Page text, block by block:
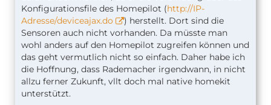
Konfigurationsfile des Homepilot (http://IP-
Adresse/deviceajax.do
) herstellt. Dort sind die
Sensoren auch nicht vorhanden. Da müsste man
wohl anders auf den Homepilot zugreifen können und
das geht vermutlich nicht so einfach. Daher habe ich
die Hoffnung, dass Rademacher irgendwann, in nicht
allzu ferner Zukunft, vllt doch mal native homekit
unterstützt.